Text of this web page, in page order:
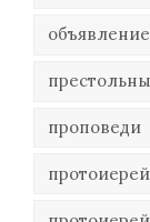
объявление
проповеди